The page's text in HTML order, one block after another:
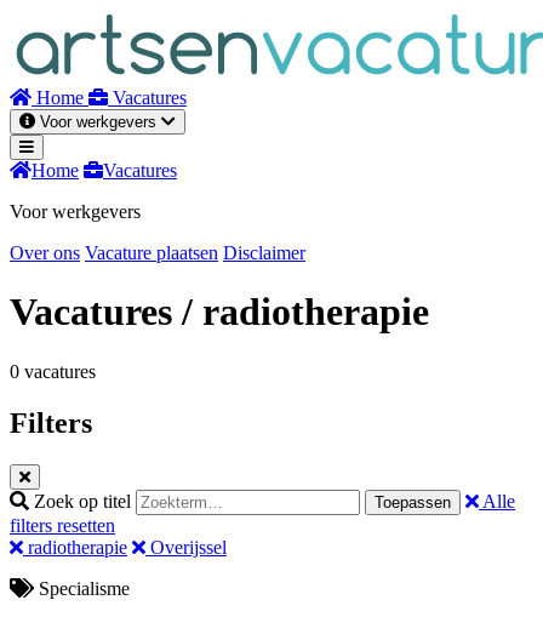
inhoud
Home Vacatures
Voor werkgevers
Home
Vacatures
Voor werkgevers
Over ons Vacature plaatsen Disclaimer
Vacatures/ radiotherapie
0 vacatures
Filters
Zoek op titel Toepassen
Alle
filters resetten
radiotherapie
Overijssel
Specialisme